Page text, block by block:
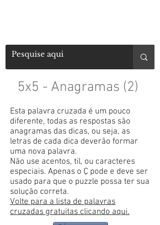
5x5 - Anagramas (2)
Esta palavra cruzada é um pouco
diferente, todas as respostas são
anagramas das dicas, ou seja, as
letras de cada dica deverão formar
uma nova palavra.
Não use acentos, til, ou caracteres
especiais. Apenas o Ç pode e deve ser
usado para que o puzzle possa ter sua
solução correta.
Volte para a lista de palavras
cruzadas gratuitas clicando aqui.